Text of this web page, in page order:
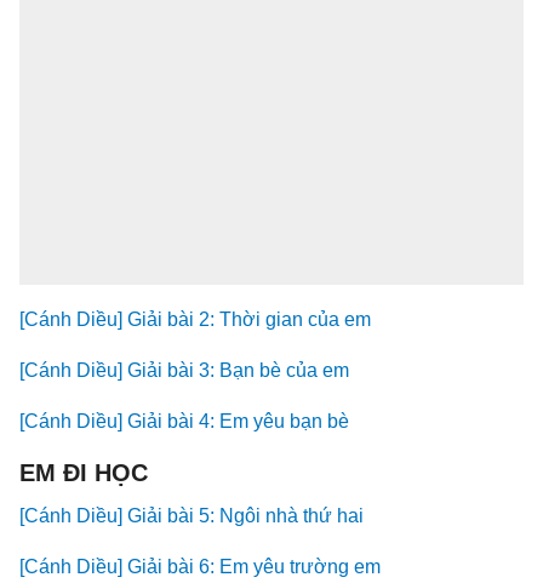
[Cánh Diều] Giải bài 2: Thời gian của em
[Cánh Diều] Giải bài 3: Bạn bè của em
[Cánh Diều] Giải bài 4: Em yêu bạn bè
EM ĐI HỌC
[Cánh Diều] Giải bài 5: Ngôi nhà thứ hai
[Cánh Diều] Giải bài 6: Em yêu trường em